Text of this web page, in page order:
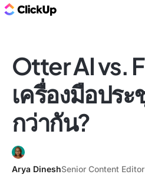
Otter AI vs.
เครื่องมือปร
กว่ากัน?
Arya DineshSenior Content Editor